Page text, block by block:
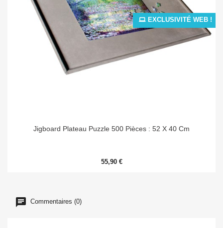
Jigboard Plateau Puzzle 500 Pièces : 52 X 40 Cm
55,90 €
EXCLUSIVITÉ WEB !
Commentaires (0)